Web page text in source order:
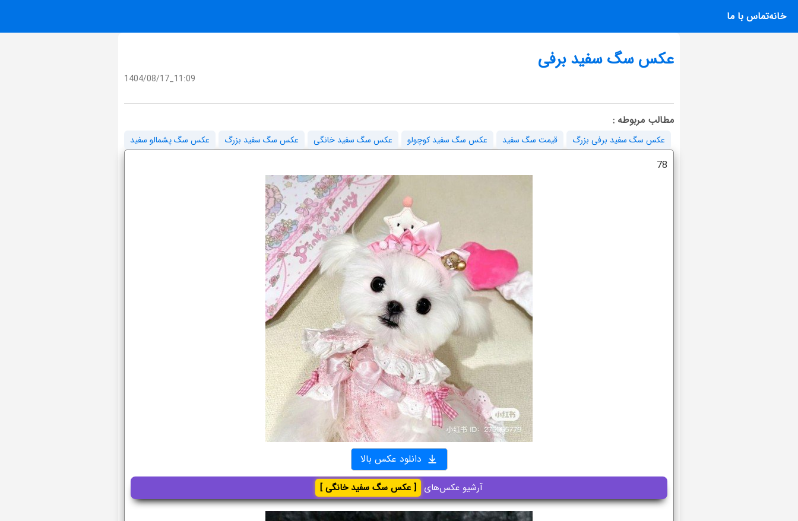
خانهتماس با ما
عکس سگ سفید برفی
1404/08/17_11:09
مطالب مربوطه :
عکس سگ سفید برفی بزرگ قیمت سگ سفید عکس سگ سفید کوچولو عکس سگ سفید خانگی عکس سگ سفید بزرگ عکس سگ پشمالو سفید
78
دانلود عکس بالا
آرشیو عکس‌های [ عکس سگ سفید خانگی ]